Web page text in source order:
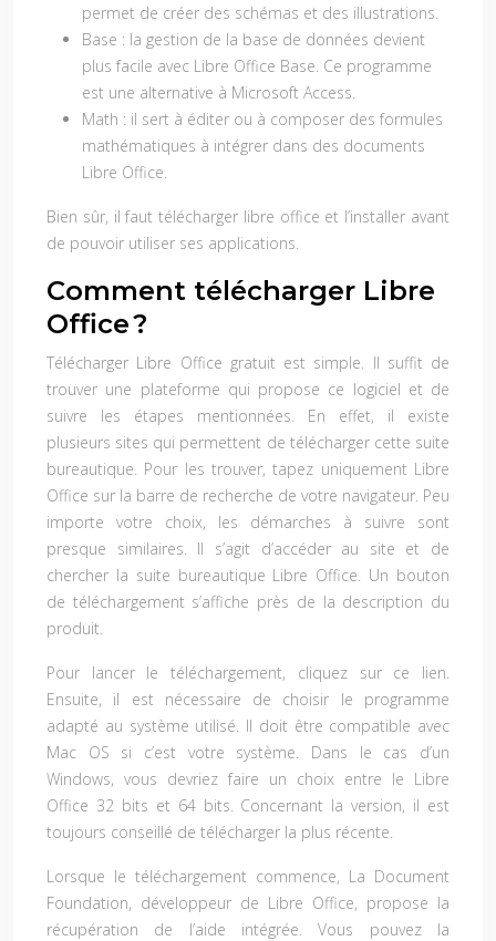
permet de créer des schémas et des illustrations.
Base : la gestion de la base de données devient
plus facile avec Libre Office Base. Ce programme
est une alternative à Microsoft Access.
Math : il sert à éditer ou à composer des formules
mathématiques à intégrer dans des documents
Libre Office.
Bien sûr, il fauttélécharger libre office et l’installer avant
de pouvoir utiliser ses applications.
Comment télécharger Libre
Office ?
Télécharger Libre Office gratuit est simple. Il suffit de
trouver une plateforme qui propose ce logiciel et de
suivre les étapes mentionnées. En effet, il existe
plusieurs sites qui permettent de télécharger cette suite
bureautique. Pour les trouver, tapez uniquement Libre
Office sur la barre de recherche de votre navigateur. Peu
importe votre choix, les démarches à suivre sont
presque similaires. Il s’agit d’accéder au site et de
chercher la suite bureautique Libre Office. Un bouton
de téléchargement s’affiche près de la description du
produit.
Pour lancer le téléchargement, cliquez sur ce lien.
Ensuite, il est nécessaire de choisir le programme
adapté au système utilisé. Il doit être compatible avec
Mac OS si c’est votre système. Dans le cas d’un
Windows, vous devriez faire un choix entre le Libre
Office 32 bits et 64 bits. Concernant la version, il est
toujours conseillé de télécharger la plus récente.
Lorsque le téléchargement commence, La Document
Foundation, développeur de Libre Office, propose la
récupération de l’aide intégrée. Vous pouvez la